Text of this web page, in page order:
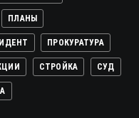
ПЛАНЫ
ПРОКУРАТУРА
СТРОЙКА СУД